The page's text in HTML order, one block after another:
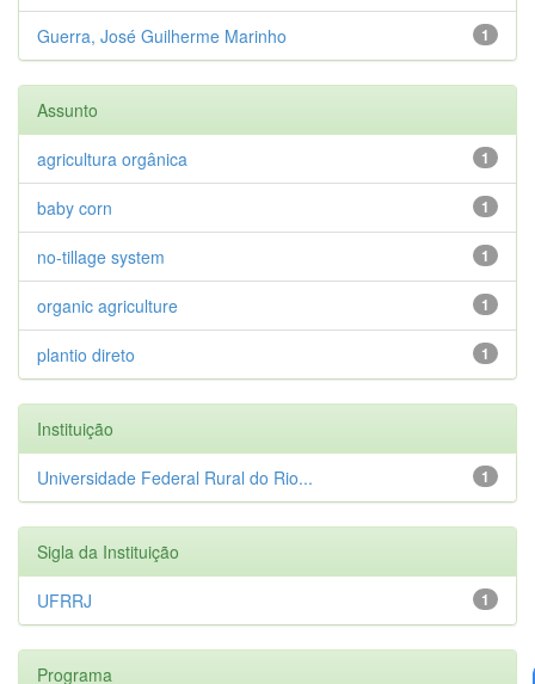
1
Guerra, José Guilherme Marinho
Assunto
1
agricultura orgânica
1
baby corn
1
no-tillage system
1
organic agriculture
1
plantio direto
Instituição
1
Universidade Federal Rural do Rio...
Sigla da Instituição
1
UFRRJ
Programa